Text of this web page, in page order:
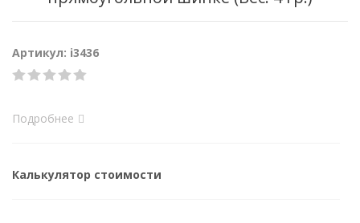
Артикул: i3436
Подробнее
Калькулятор стоимости